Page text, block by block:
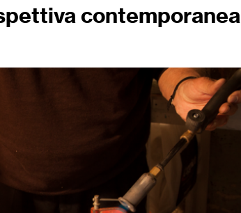
contemporanea